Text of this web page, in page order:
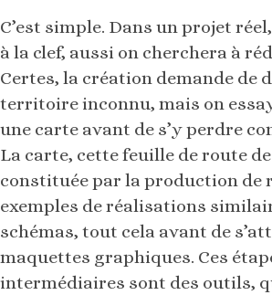
C’est simple. Dans un projet
à la clef, aussi on cherchera à
Certes, la création demande de
territoire inconnu, mais on
une carte avant de s’y perdre
La carte, cette feuille de route
constituée par la production de
exemples de réalisations
schémas, tout cela avant de
maquettes graphiques. Ces
intermédiaires sont des outils,